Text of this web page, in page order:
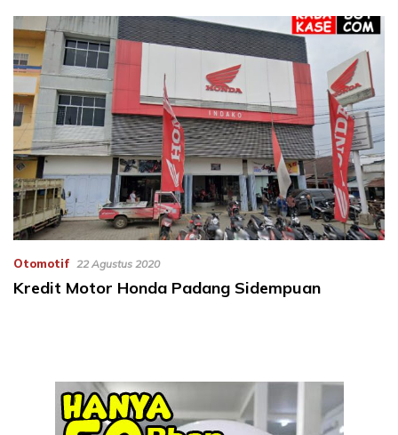
Otomotif 22 Agustus 2020
Kredit Motor Honda Padang Sidempuan